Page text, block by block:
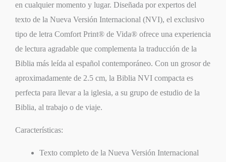
en cualquier momento y lugar. Diseñada por expertos del
texto de la Nueva Versión Internacional (NVI), el exclusivo
tipo de letra Comfort Print® de Vida® ofrece una experiencia
de lectura agradable que complementa la traducción de la
Biblia más leída al español contemporáneo. Con un grosor de
aproximadamente de 2.5 cm, la Biblia NVI compacta es
perfecta para llevar a la iglesia, a su grupo de estudio de la
Biblia, al trabajo o de viaje.
Características:
Texto completo de la Nueva Versión Internacional